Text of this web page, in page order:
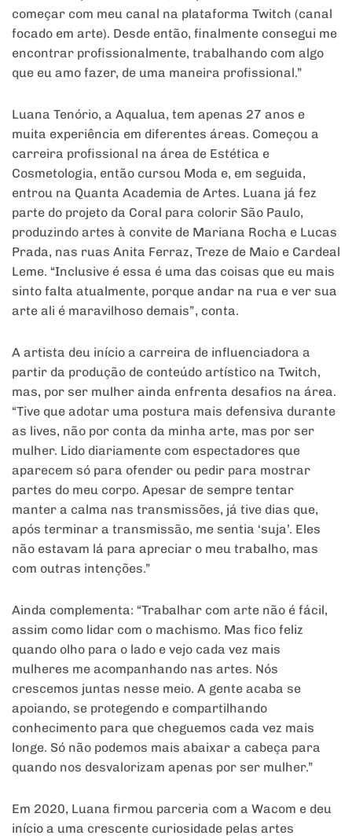
começar com meu canal na plataforma Twitch (canal
focado em arte). Desde então, finalmente consegui me
encontrar profissionalmente, trabalhando com algo
que eu amo fazer, de uma maneira profissional.”
Luana Tenório, a Aqualua, tem apenas 27 anos e
muita experiência em diferentes áreas. Começou a
carreira profissional na área de Estética e
Cosmetologia, então cursou Moda e, em seguida,
entrou na Quanta Academia de Artes. Luana já fez
parte do projeto da Coral para colorir São Paulo,
produzindo artes à convite de Mariana Rocha e Lucas
Prada, nas ruas Anita Ferraz, Treze de Maio e Cardeal
Leme. “Inclusive é essa é uma das coisas que eu mais
sinto falta atualmente, porque andar na rua e ver sua
arte ali é maravilhoso demais”, conta.
A artista deu início a carreira de influenciadora a
partir da produção de conteúdo artístico na Twitch,
mas, por ser mulher ainda enfrenta desafios na área.
“Tive que adotar uma postura mais defensiva durante
as lives, não por conta da minha arte, mas por ser
mulher. Lido diariamente com espectadores que
aparecem só para ofender ou pedir para mostrar
partes do meu corpo. Apesar de sempre tentar
manter a calma nas transmissões, já tive dias que,
após terminar a transmissão, me sentia ‘suja’. Eles
não estavam lá para apreciar o meu trabalho, mas
com outras intenções.”
Ainda complementa: “Trabalhar com arte não é fácil,
assim como lidar com o machismo. Mas fico feliz
quando olho para o lado e vejo cada vez mais
mulheres me acompanhando nas artes. Nós
crescemos juntas nesse meio. A gente acaba se
apoiando, se protegendo e compartilhando
conhecimento para que cheguemos cada vez mais
longe. Só não podemos mais abaixar a cabeça para
quando nos desvalorizam apenas por ser mulher.”
Em 2020, Luana firmou parceria com a Wacom e deu
início a uma crescente curiosidade pelas artes